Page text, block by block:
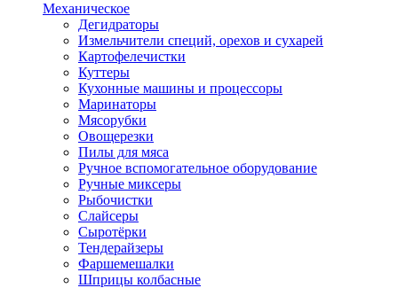
Механическое
Дегидраторы
Измельчители специй, орехов и сухарей
Картофелечистки
Куттеры
Кухонные машины и процессоры
Маринаторы
Мясорубки
Овощерезки
Пилы для мяса
Ручное вспомогательное оборудование
Ручные миксеры
Рыбочистки
Слайсеры
Сыротёрки
Тендерайзеры
Фаршемешалки
Шприцы колбасные